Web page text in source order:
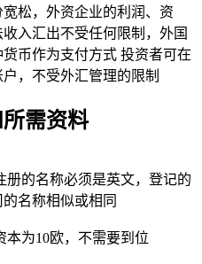
松，外资企业的利润、资
入汇出不受任何限制，外国
币作为支付方式 投资者可在
，不受外汇管理的限制
需资料
册的名称必须是英文，登记的
名称相似或相同
本为10欧，不需要到位